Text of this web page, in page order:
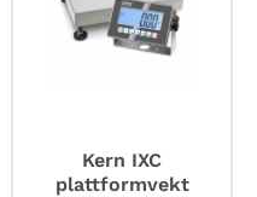
Kern IXC
plattformvekt